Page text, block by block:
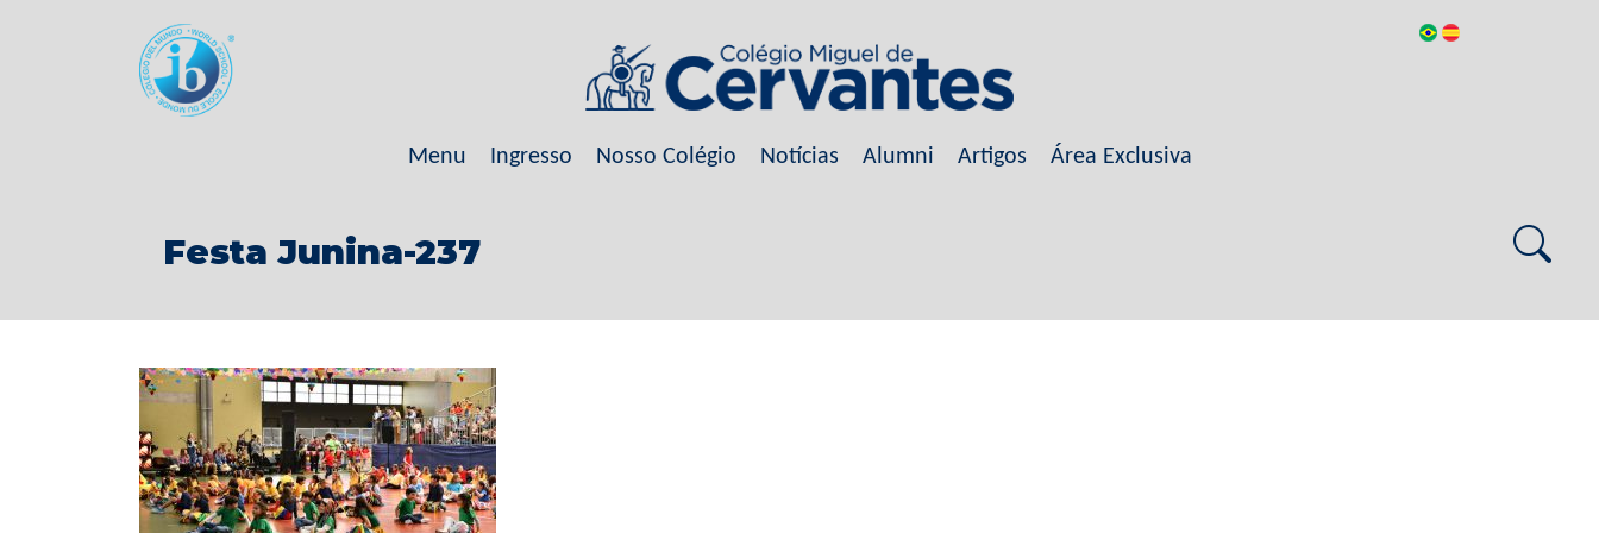
Menu Ingresso Nosso Colégio Notícias Alumni Artigos Área Exclusiva
Festa Junina-237